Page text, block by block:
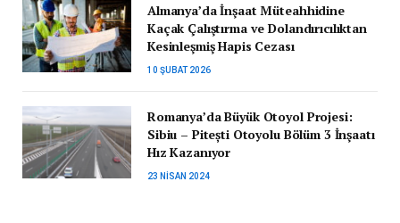
Almanya’da İnşaat Müteahhidine
Kaçak Çalıştırma ve Dolandırıcılıktan
Kesinleşmiş Hapis Cezası
10 ŞUBAT 2026
Romanya’da Büyük Otoyol Projesi:
Sibiu – Pitești Otoyolu Bölüm 3 İnşaatı
Hız Kazanıyor
23 NISAN 2024